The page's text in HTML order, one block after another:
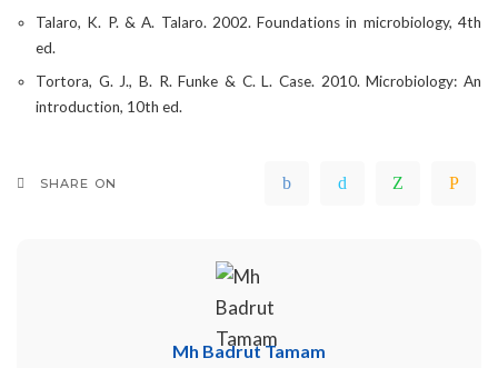
Talaro, K. P. & A. Talaro. 2002. Foundations in microbiology, 4th
ed.
Tortora, G. J., B. R. Funke & C. L. Case. 2010. Microbiology: An
introduction, 10th ed.
SHARE ON
Mh Badrut Tamam